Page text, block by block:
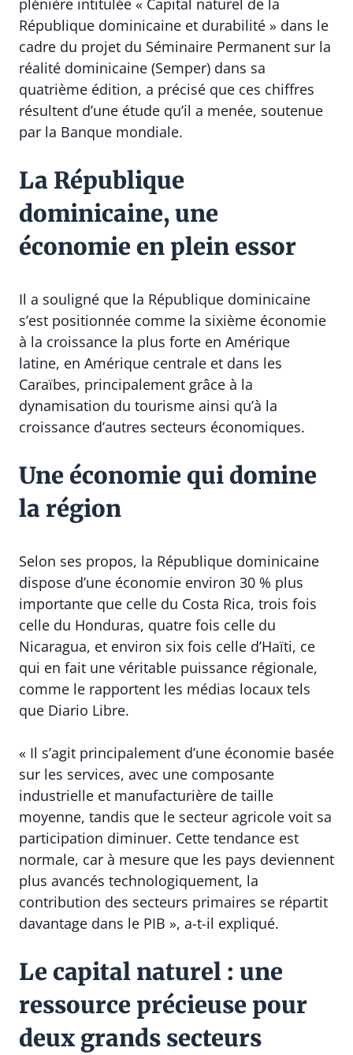
plénière intitulée « Capital naturel de la
République dominicaine et durabilité » dans le
cadre du projet du Séminaire Permanent sur la
réalité dominicaine (Semper) dans sa
quatrième édition, a précisé que ces chiffres
résultent d’une étude qu’il a menée, soutenue
par la Banque mondiale.
La République
dominicaine, une
économie en plein essor
Il a souligné que la République dominicaine
s’est positionnée comme la sixième économie
à la croissance la plus forte en Amérique
latine, en Amérique centrale et dans les
Caraïbes, principalement grâce à la
dynamisation du tourisme ainsi qu’à la
croissance d’autres secteurs économiques.
Une économie qui domine
la région
Selon ses propos, la République dominicaine
dispose d’une économie environ 30 % plus
importante que celle du Costa Rica, trois fois
celle du Honduras, quatre fois celle du
Nicaragua, et environ six fois celle d’Haïti, ce
qui en fait une véritable puissance régionale,
comme le rapportent les médias locaux tels
que Diario Libre.
« Il s’agit principalement d’une économie basée
sur les services, avec une composante
industrielle et manufacturière de taille
moyenne, tandis que le secteur agricole voit sa
participation diminuer. Cette tendance est
normale, car à mesure que les pays deviennent
plus avancés technologiquement, la
contribution des secteurs primaires se répartit
davantage dans le PIB », a-t-il expliqué.
Le capital naturel : une
ressource précieuse pour
deux grands secteurs